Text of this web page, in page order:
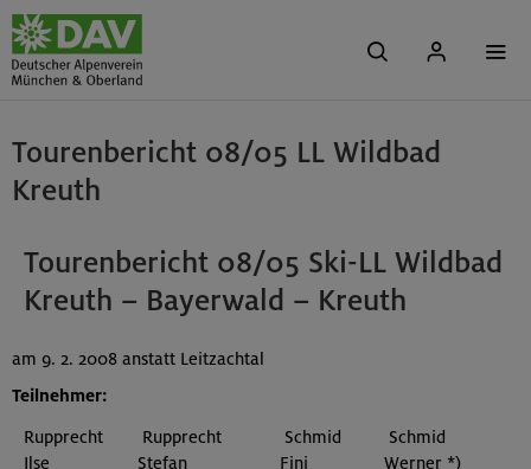
Tourenbericht 08/05 LL Wildbad
Kreuth
Tourenbericht 08/05 Ski-LL Wildbad
Kreuth – Bayerwald – Kreuth
am 9. 2. 2008 anstatt Leitzachtal
Teilnehmer:
Rupprecht
Ilse
Rupprecht
Stefan
Schmid
Fini
Schmid
Werner *)